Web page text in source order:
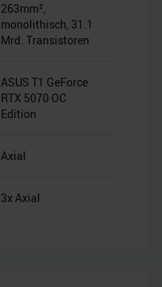
263mm²,
monolithisch, 31.1
Mrd. Transistoren
ASUS T1 GeForce
RTX 5070 OC
Edition
Axial
3x Axial